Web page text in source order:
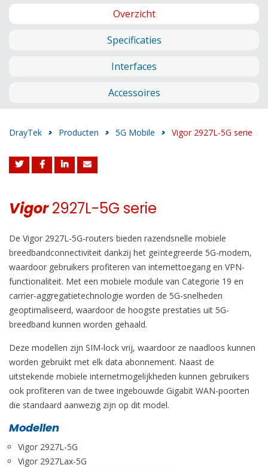
Overzicht
Specificaties
Interfaces
Accessoires
DrayTek > Producten > 5G Mobile > Vigor 2927L-5G serie
Vigor2927L-5G serie
De Vigor 2927L-5G-routers bieden razendsnelle mobiele
breedbandconnectiviteit dankzij het geïntegreerde 5G-modem,
waardoor gebruikers profiteren van internettoegang en VPN-
functionaliteit. Met een mobiele module van Categorie 19 en
carrier-aggregatietechnologie worden de 5G-snelheden
geoptimaliseerd, waardoor de hoogste prestaties uit 5G-
breedband kunnen worden gehaald.
Deze modellen zijn SIM-lock vrij, waardoor ze naadloos kunnen
worden gebruikt met elk data abonnement. Naast de
uitstekende mobiele internetmogelijkheden kunnen gebruikers
ook profiteren van de twee ingebouwde Gigabit WAN-poorten
die standaard aanwezig zijn op dit model.
Modellen
Vigor 2927L-5G
Vigor 2927Lax-5G